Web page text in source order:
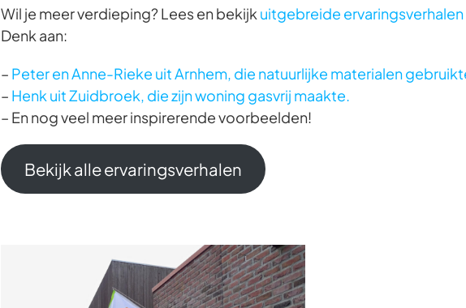
Wil je meer verdieping? Lees en bekijk uitgebreide ervaringsverhalen
Denk aan:
– Peter en Anne-Rieke uit Arnhem, die natuurlijke materialen
– Henk uit Zuidbroek, die zijn woning gasvrij maakte.
– En nog veel meer inspirerende voorbeelden!
Bekijk alle ervaringsverhalen